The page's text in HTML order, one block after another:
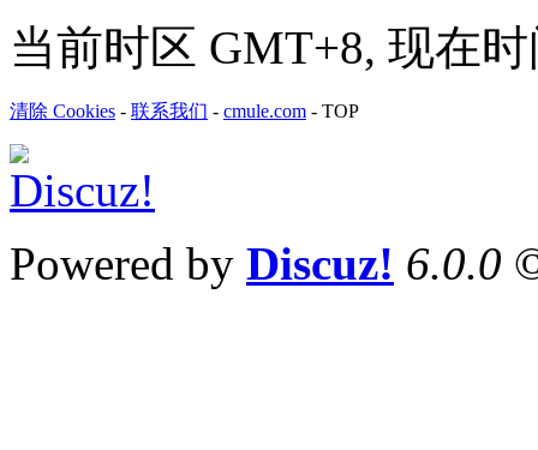
当前时区 GMT+8, 现在
清除 Cookies - 联系我们 - cmule.com - TOP
Powered by Discuz! 6.0.0